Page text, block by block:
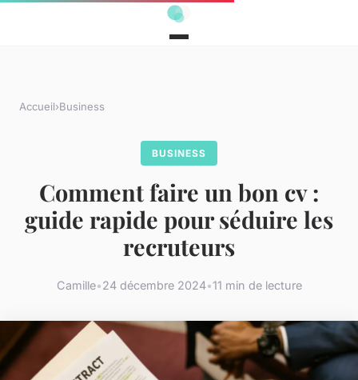
Accueil›Business
BUSINESS
Comment faire un bon cv :
guide rapide pour séduire les
recruteurs
Camille•24 décembre 2024•11 min de lecture